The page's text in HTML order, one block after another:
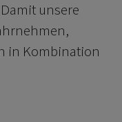
unsere
in Kombination